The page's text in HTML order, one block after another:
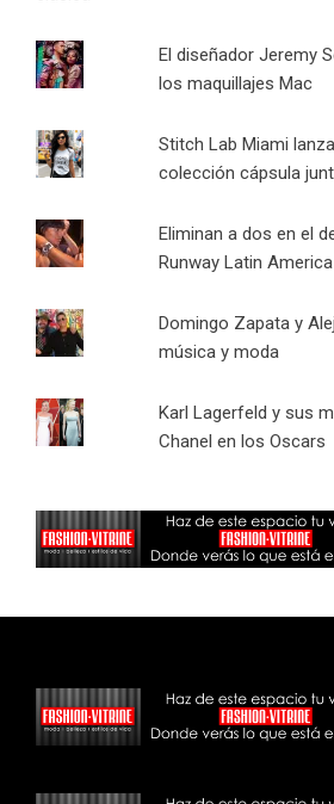
El diseñador Jeremy
los maquillajes Mac
Stitch Lab Miami
colección cápsula
Eliminan a dos en el
Runway Latin
Domingo Zapata y
música y moda
Karl Lagerfeld y sus
Chanel en los Oscars